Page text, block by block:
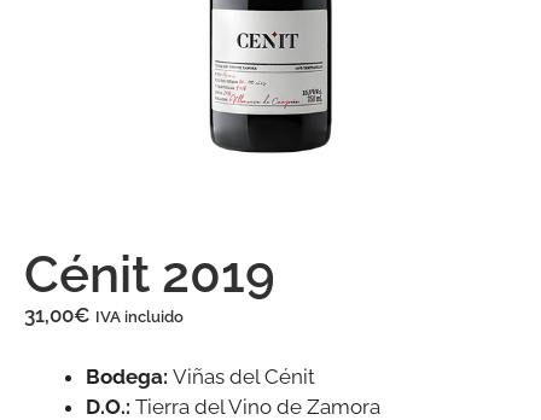
Cénit 2019
31,00€ IVA incluido
Bodega: Viñas del Cénit
D.O.: Tierra del Vino de Zamora